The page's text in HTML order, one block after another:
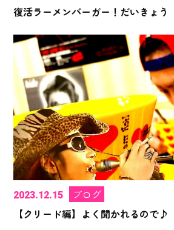
復活ラーメンバーガー！だいきょう
2023.12.15
ブログ
【クリード編】よく聞かれるので♪